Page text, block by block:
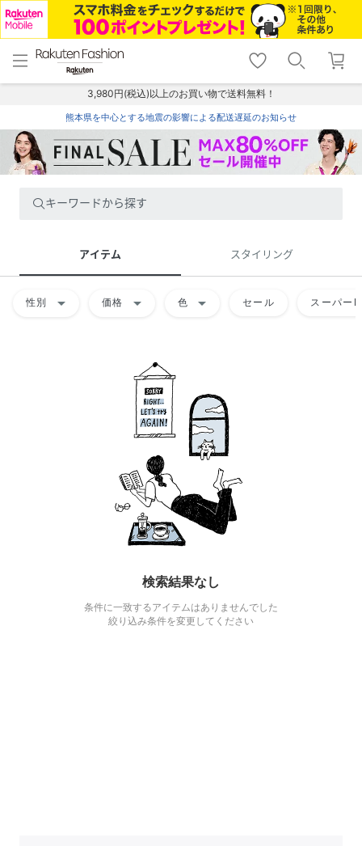
menu home
トップ
shopping_cart lock_outline
ログイン
3,980円(税込)以上のお買い物で送料無料！
熊本県を中心とする地震の影響による配送遅延のお知らせ
キーワードから探す
アイテム スタイリング
性別 arrow_drop_down 価格 arrow_drop_down 色 arrow_drop_down セール スーパー
検索結果なし
条件に一致するアイテムはありませんでした
絞り込み条件を変更してください